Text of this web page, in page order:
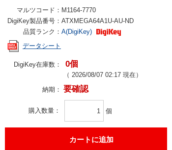
マルツコード： M1164-7770
DigiKey製品番号： ATXMEGA64A1U-AU-ND
品質ランク： A(DigiKey)
データシート
DigiKey在庫数： 0個
（ 2026/08/07 02:17 現在）
納期： 要確認
購入数量 個